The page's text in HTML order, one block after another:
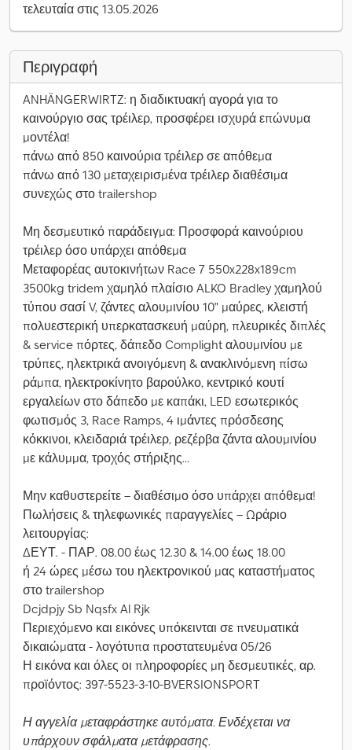
τελευταία στις 13.05.2026
Περιγραφή
ANHÄNGERWIRTZ: η διαδικτυακή αγορά για το
καινούργιο σας τρέιλερ, προσφέρει ισχυρά επώνυμα
μοντέλα!
πάνω από 850 καινούρια τρέιλερ σε απόθεμα
πάνω από 130 μεταχειρισμένα τρέιλερ διαθέσιμα
συνεχώς στο trailershop
Μη δεσμευτικό παράδειγμα: Προσφορά καινούριου
τρέιλερ όσο υπάρχει απόθεμα
Μεταφορέας αυτοκινήτων Race 7 550x228x189cm
3500kg tridem χαμηλό πλαίσιο ALKO Bradley χαμηλού
τύπου σασί V, ζάντες αλουμινίου 10" μαύρες, κλειστή
πολυεστερική υπερκατασκευή μαύρη, πλευρικές διπλές
& service πόρτες, δάπεδο Complight αλουμινίου με
τρύπες, ηλεκτρικά ανοιγόμενη & ανακλινόμενη πίσω
ράμπα, ηλεκτροκίνητο βαρούλκο, κεντρικό κουτί
εργαλείων στο δάπεδο με καπάκι, LED εσωτερικός
φωτισμός 3, Race Ramps, 4 ιμάντες πρόσδεσης
κόκκινοι, κλειδαριά τρέιλερ, ρεζέρβα ζάντα αλουμινίου
με κάλυμμα, τροχός στήριξης…
Μην καθυστερείτε – διαθέσιμο όσο υπάρχει απόθεμα!
Πωλήσεις & τηλεφωνικές παραγγελίες – Ωράριο
λειτουργίας:
ΔΕΥΤ. - ΠΑΡ. 08.00 έως 12.30 & 14.00 έως 18.00
ή 24 ώρες μέσω του ηλεκτρονικού μας καταστήματος
στο trailershop
Dcjdpjy Sb Nqsfx Al Rjk
Περιεχόμενο και εικόνες υπόκεινται σε πνευματικά
δικαιώματα - λογότυπα προστατευμένα 05/26
Η εικόνα και όλες οι πληροφορίες μη δεσμευτικές, αρ.
προϊόντος: 397-5523-3-10-BVERSIONSPORT
Η αγγελία μεταφράστηκε αυτόματα. Ενδέχεται να
υπάρχουν σφάλματα μετάφρασης.